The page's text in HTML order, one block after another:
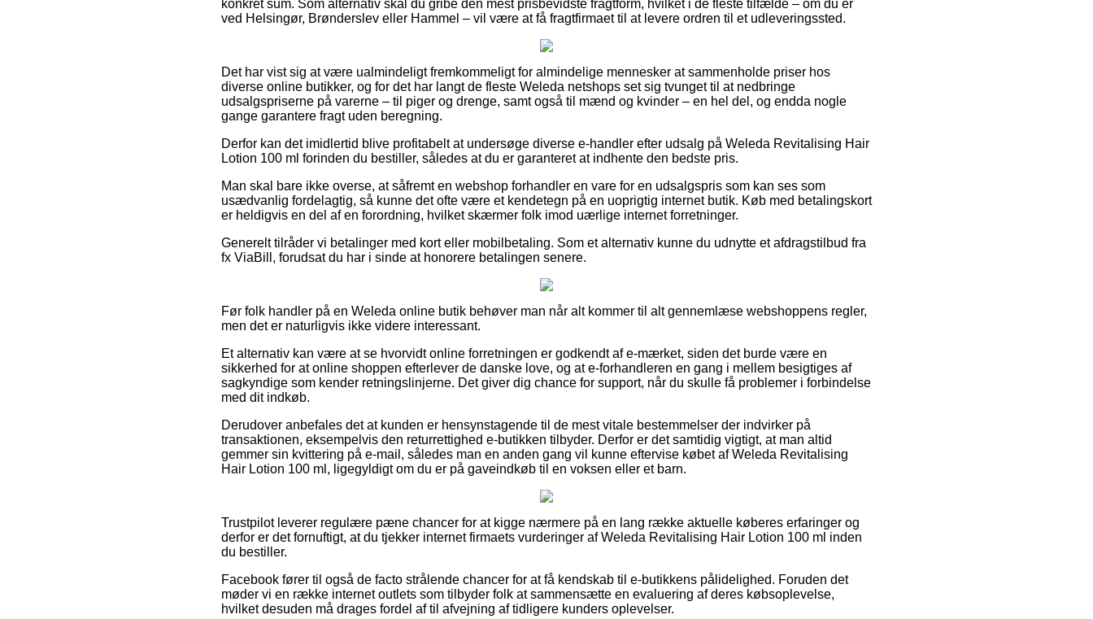
konkret sum. Som alternativ skal du gribe den mest prisbevidste fragtform, hvilket i de fleste tilfælde – om du er
ved Helsingør, Brønderslev eller Hammel – vil være at få fragtfirmaet til at levere ordren til et udleveringssted.
Det har vist sig at være ualmindeligt fremkommeligt for almindelige mennesker at sammenholde priser hos
diverse online butikker, og for det har langt de fleste Weleda netshops set sig tvunget til at nedbringe
udsalgspriserne på varerne – til piger og drenge, samt også til mænd og kvinder – en hel del, og endda nogle
gange garantere fragt uden beregning.
Derfor kan det imidlertid blive profitabelt at undersøge diverse e-handler efter udsalg på Weleda Revitalising Hair
Lotion 100 ml forinden du bestiller, således at du er garanteret at indhente den bedste pris.
Man skal bare ikke overse, at såfremt en webshop forhandler en vare for en udsalgspris som kan ses som
usædvanlig fordelagtig, så kunne det ofte være et kendetegn på en uoprigtig internet butik. Køb med betalingskort
er heldigvis en del af en forordning, hvilket skærmer folk imod uærlige internet forretninger.
Generelt tilråder vi betalinger med kort eller mobilbetaling. Som et alternativ kunne du udnytte et afdragstilbud fra
fx ViaBill, forudsat du har i sinde at honorere betalingen senere.
Før folk handler på en Weleda online butik behøver man når alt kommer til alt gennemlæse webshoppens regler,
men det er naturligvis ikke videre interessant.
Et alternativ kan være at se hvorvidt online forretningen er godkendt af e-mærket, siden det burde være en
sikkerhed for at online shoppen efterlever de danske love, og at e-forhandleren en gang i mellem besigtiges af
sagkyndige som kender retningslinjerne. Det giver dig chance for support, når du skulle få problemer i forbindelse
med dit indkøb.
Derudover anbefales det at kunden er hensynstagende til de mest vitale bestemmelser der indvirker på
transaktionen, eksempelvis den returrettighed e-butikken tilbyder. Derfor er det samtidig vigtigt, at man altid
gemmer sin kvittering på e-mail, således man en anden gang vil kunne eftervise købet af Weleda Revitalising
Hair Lotion 100 ml, ligegyldigt om du er på gaveindkøb til en voksen eller et barn.
Trustpilot leverer regulære pæne chancer for at kigge nærmere på en lang række aktuelle køberes erfaringer og
derfor er det fornuftigt, at du tjekker internet firmaets vurderinger af Weleda Revitalising Hair Lotion 100 ml inden
du bestiller.
Facebook fører til også de facto strålende chancer for at få kendskab til e-butikkens pålidelighed. Foruden det
møder vi en række internet outlets som tilbyder folk at sammensætte en evaluering af deres købsoplevelse,
hvilket desuden må drages fordel af til afvejning af tidligere kunders oplevelser.